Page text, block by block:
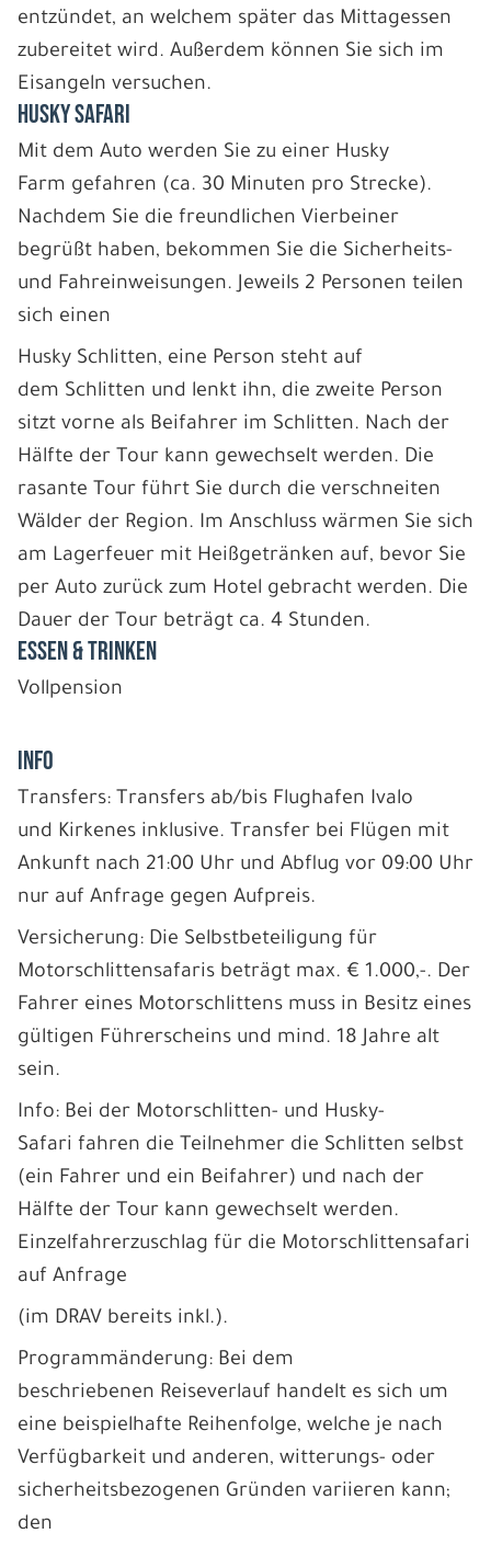
entzündet, an welchem später das Mittagessen
zubereitet wird. Außerdem können Sie sich im
Eisangeln versuchen.
HUSKY SAFARI
Mit dem Auto werden Sie zu einer Husky
Farm gefahren (ca. 30 Minuten pro Strecke).
Nachdem Sie die freundlichen Vierbeiner
begrüßt haben, bekommen Sie die Sicherheits-
und Fahreinweisungen. Jeweils 2 Personen teilen
sich einen
Husky Schlitten, eine Person steht auf
dem Schlitten und lenkt ihn, die zweite Person
sitzt vorne als Beifahrer im Schlitten. Nach der
Hälfte der Tour kann gewechselt werden. Die
rasante Tour führt Sie durch die verschneiten
Wälder der Region. Im Anschluss wärmen Sie sich
am Lagerfeuer mit Heißgetränken auf, bevor Sie
per Auto zurück zum Hotel gebracht werden. Die
Dauer der Tour beträgt ca. 4 Stunden.
ESSEN & TRINKEN
Vollpension
INFO
Transfers: Transfers ab/bis Flughafen Ivalo
und Kirkenes inklusive. Transfer bei Flügen mit
Ankunft nach 21:00 Uhr und Abflug vor 09:00 Uhr
nur auf Anfrage gegen Aufpreis.
Versicherung: Die Selbstbeteiligung für
Motorschlittensafaris beträgt max. € 1.000,-. Der
Fahrer eines Motorschlittens muss in Besitz eines
gültigen Führerscheins und mind. 18 Jahre alt
sein.
Info: Bei der Motorschlitten- und Husky-
Safari fahren die Teilnehmer die Schlitten selbst
(ein Fahrer und ein Beifahrer) und nach der
Hälfte der Tour kann gewechselt werden.
Einzelfahrerzuschlag für die Motorschlittensafari
auf Anfrage
(im DRAV bereits inkl.).
Programmänderung: Bei dem
beschriebenen Reiseverlauf handelt es sich um
eine beispielhafte Reihenfolge, welche je nach
Verfügbarkeit und anderen, witterungs- oder
sicherheitsbezogenen Gründen variieren kann;
den